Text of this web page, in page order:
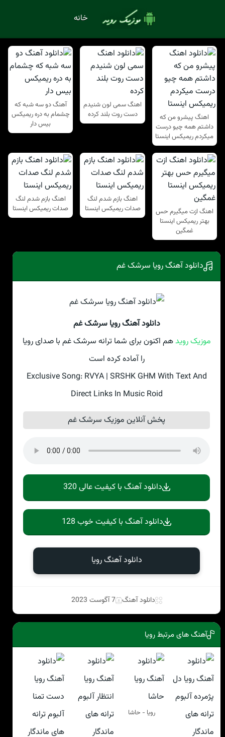
خانه
اهنگ پیشرو من که
داشتم همه چیو درست
میکردم ریمیکس اینستا
اهنگ سمی لون شنیدم
دست روت بلند کرده
آهنگ دو سه شبه که
چشمام به دره ریمیکس
بیس دار
اهنگ ازت میگیرم حس
بهتر ریمیکس اینستا
غمگین
اهنگ بازم شدم لنگ
صدات ریمیکس اینستا
اهنگ بازم شدم لنگ
صدات ریمیکس اینستا
دانلود آهنگ رویا سرشک غم
دانلود آهنگ رویا سرشک غم
موزیک رویدهم اکنون برای شما ترانه سرشک غم با صدای رویا
را آماده کرده است
Exclusive Song: RVYA | SRSHK GHM With Text And
Direct Links In Music Roid
پخش آنلاین موزیک سرشک غم
دانلود آهنگ با کیفیت عالی 320
دانلود آهنگ با کیفیت خوب 128
دانلود آهنگ رویا
دانلود آهنگ 7 آگوست 2023
آهنگ های مرتبط رویا
رویا - حاشا